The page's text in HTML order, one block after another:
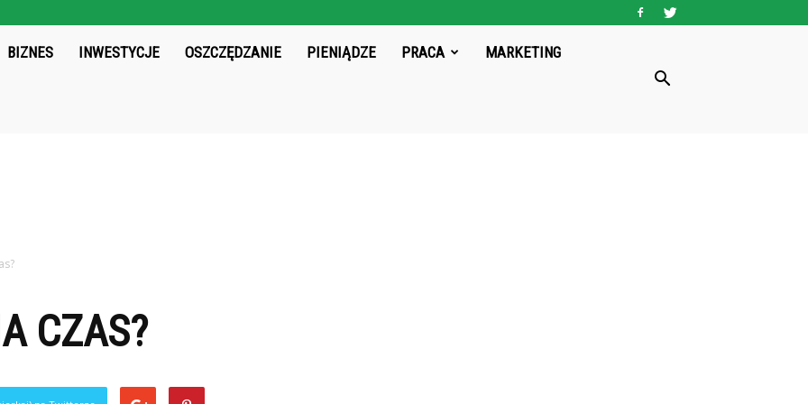
Echos.pl
BIZNES INWESTYCJE OSZCZĘDZANIE PIENIĄDZE PRACA MARKETING
CZAS?